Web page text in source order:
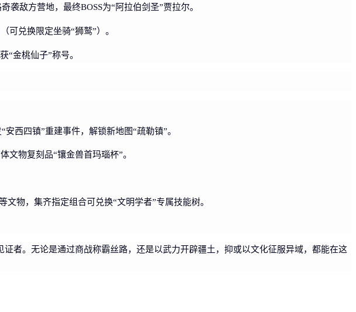
敌方营地，最终BOSS为“阿拉伯剑圣”贾拉尔。
可兑换限定坐骑“狮鹫”）。
“金桃仙子”称号。
西四镇”重建事件，解锁新地图“疏勒镇”。
文物复刻品“镶金兽首玛瑙杯”。
物，集齐指定组合可兑换“文明学者”专属技能树。
者。无论是通过商战称霸丝路，还是以武力开辟疆土，抑或以文化征服异域，都能在这